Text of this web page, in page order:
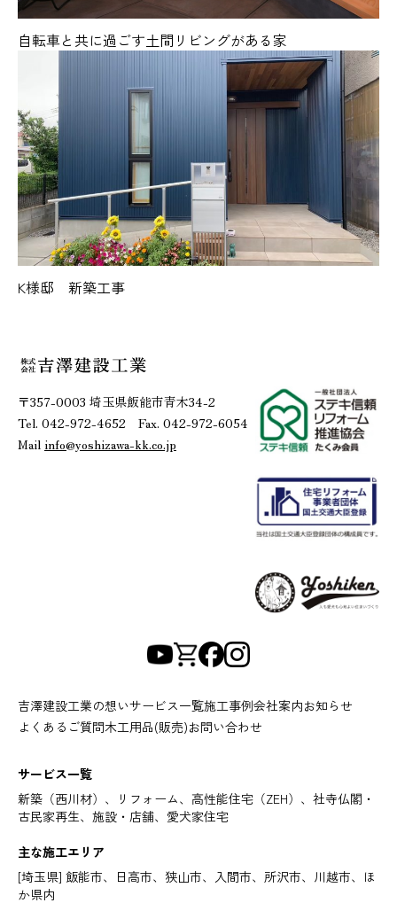
自転車と共に過ごす土間リビングがある家
K様邸 新築工事
〒357-0003 埼玉県飯能市青木34-2
Tel. 042-972-4652 Fax. 042-972-6054
Mail info@yoshizawa-kk.co.jp
吉澤建設工業の想いサービス一覧施工事例会社案内お知らせ
よくあるご質問木工用品(販売)お問い合わせ
サービス一覧
新築（西川材）、リフォーム、高性能住宅（ZEH）、社寺仏閣・
古民家再生、施設・店舗、愛犬家住宅
主な施工エリア
[埼玉県] 飯能市、日高市、狭山市、入間市、所沢市、川越市、ほ
か県内